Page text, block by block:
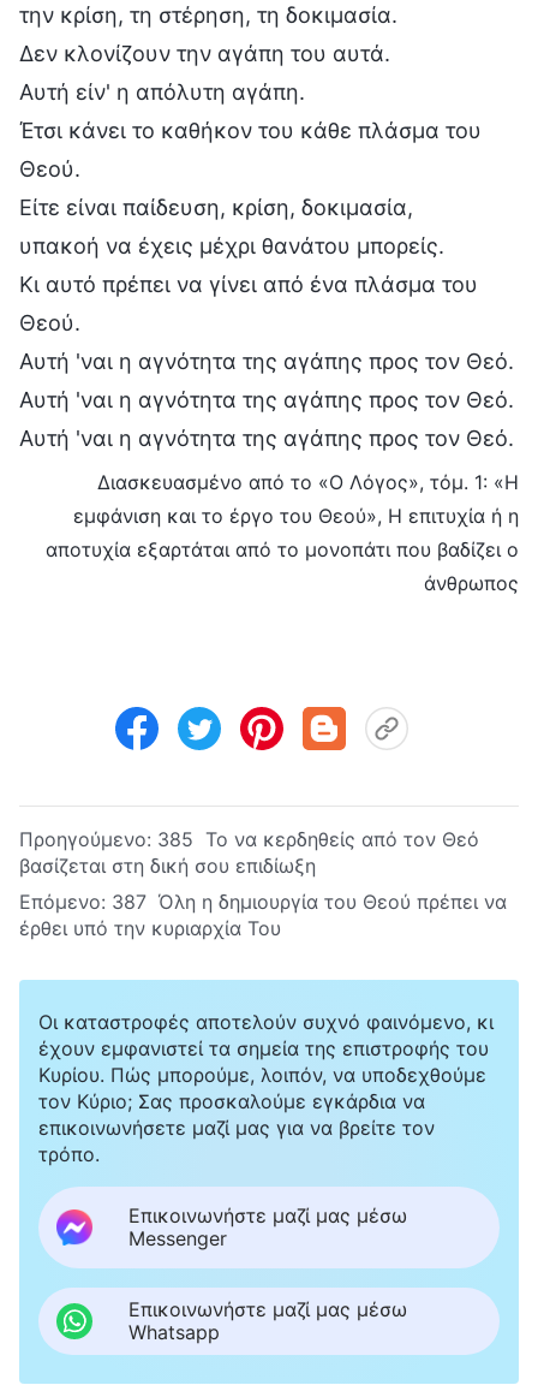
την κρίση, τη στέρηση, τη δοκιμασία.
Δεν κλονίζουν την αγάπη του αυτά.
Αυτή είν' η απόλυτη αγάπη.
Έτσι κάνει το καθήκον του κάθε πλάσμα του
Θεού.
Είτε είναι παίδευση, κρίση, δοκιμασία,
υπακοή να έχεις μέχρι θανάτου μπορείς.
Κι αυτό πρέπει να γίνει από ένα πλάσμα του
Θεού.
Αυτή 'ναι η αγνότητα της αγάπης προς τον Θεό.
Αυτή 'ναι η αγνότητα της αγάπης προς τον Θεό.
Αυτή 'ναι η αγνότητα της αγάπης προς τον Θεό.
Διασκευασμένο από το «Ο Λόγος», τόμ. 1: «Η
εμφάνιση και το έργο του Θεού», Η επιτυχία ή η
αποτυχία εξαρτάται από το μονοπάτι που βαδίζει ο
άνθρωπος
Προηγούμενο: 385 Το να κερδηθείς από τον Θεό
βασίζεται στη δική σου επιδίωξη
Επόμενο: 387 Όλη η δημιουργία του Θεού πρέπει να
έρθει υπό την κυριαρχία Του
Οι καταστροφές αποτελούν συχνό φαινόμενο, κι
έχουν εμφανιστεί τα σημεία της επιστροφής του
Κυρίου. Πώς μπορούμε, λοιπόν, να υποδεχθούμε
τον Κύριο; Σας προσκαλούμε εγκάρδια να
επικοινωνήσετε μαζί μας για να βρείτε τον
τρόπο.
Επικοινωνήστε μαζί μας μέσω
Messenger
Επικοινωνήστε μαζί μας μέσω
Whatsapp